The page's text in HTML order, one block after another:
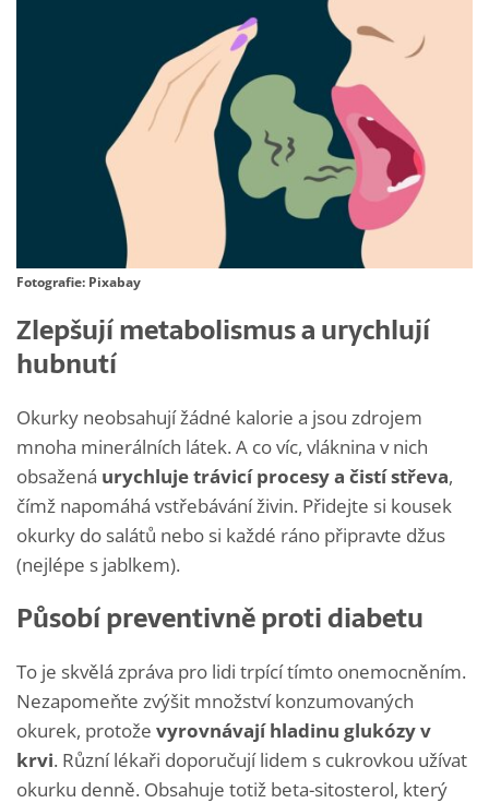
Fotografie: Pixabay
Zlepšují metabolismus a urychlují
hubnutí
Okurky neobsahují žádné kalorie a jsou zdrojem
mnoha minerálních látek. A co víc, vláknina v nich
obsažená urychluje trávicí procesy a čistí střeva,
čímž napomáhá vstřebávání živin. Přidejte si kousek
okurky do salátů nebo si každé ráno připravte džus
(nejlépe s jablkem).
Působí preventivně proti diabetu
To je skvělá zpráva pro lidi trpící tímto onemocněním.
Nezapomeňte zvýšit množství konzumovaných
okurek, protože vyrovnávají hladinu glukózy v
krvi. Různí lékaři doporučují lidem s cukrovkou užívat
okurku denně. Obsahuje totiž beta-sitosterol, který